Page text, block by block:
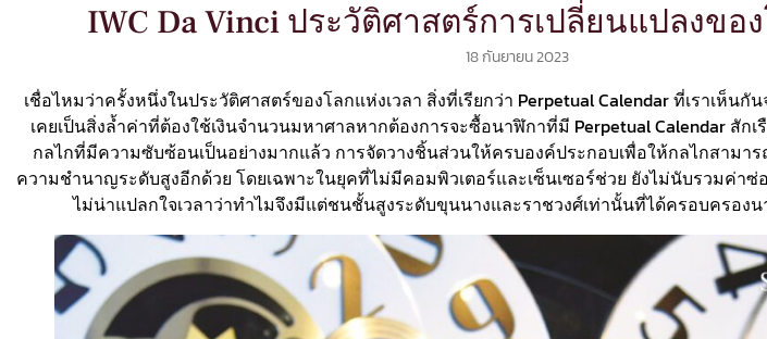
IWC Da Vinci ประวัติศาสตร์การเปลี่ยนแปลงขอ
18 กันยายน 2023
เชื่อไหมว่าครั้งหนึ่งในประวัติศาสตร์ของโลกแห่งเวลา สิ่งที่เรียกว่า Perpetual Calendar ที่เราเห็น
เคยเป็นสิ่งล้ำค่าที่ต้องใช้เงินจำนวนมหาศาลหากต้องการจะซื้อนาฬิกาที่มี Perpetual Calendar สักเ
กลไกที่มีความซับซ้อนเป็นอย่างมากแล้ว การจัดวางชิ้นส่วนให้ครบองค์ประกอบเพื่อให้กลไกสามาร
ความชำนาญระดับสูงอีกด้วย โดยเฉพาะในยุคที่ไม่มีคอมพิวเตอร์และเซ็นเซอร์ช่วย ยังไม่นับรวมค่าซ่
ไม่น่าแปลกใจเวลาว่าทำไมจึงมีแต่ชนชั้นสูงระดับขุนนางและราชวงศ์เท่านั้นที่ได้ครอบครองน